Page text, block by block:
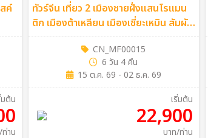
ค์
มต้น
าน
ทัวร์จีน เที่ยว 2 เมืองชายฝั่งแสนโรแมน
ติก เมืองต้าเหลียน เมืองเซี่ยะเหมิน สัมผัส
มนต์เสน่ห์แห่งสถาปัตยกรรมตะวันตก
ตะลุย เมืองตันตง เมืองชายแดน
เกาหลีเหนือแสนลี้ลับ จัตุรัสชิงไห่ ถนน
รัสเซีย คลองเวนิสตะวันออก เกาะกู่ลั่งหย
CN_MF00015
6 วัน 4 คืน
15 ต.ค. 69 - 02 ธ.ค. 69
เริ่มต้น
22,900
บาท/ท่าน